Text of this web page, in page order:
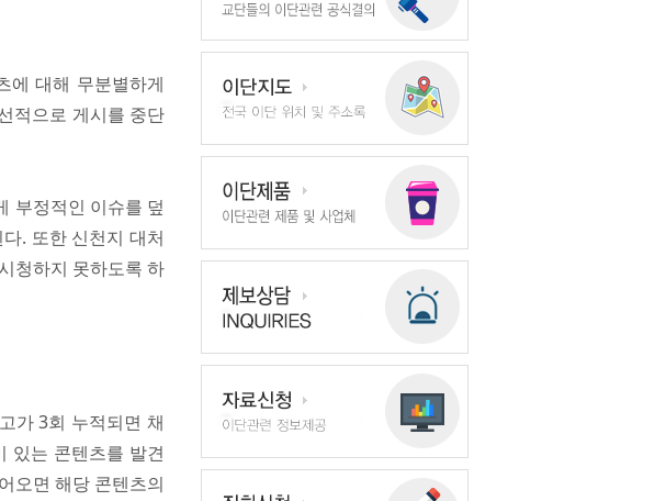
에 대해 무분별하게
적으로 게시를 중단
부정적인 이슈를 덮
. 또한 신천지 대처
청하지 못하도록 하
가 3회 누적되면 채
있는 콘텐츠를 발견
오면 해당 콘텐츠의